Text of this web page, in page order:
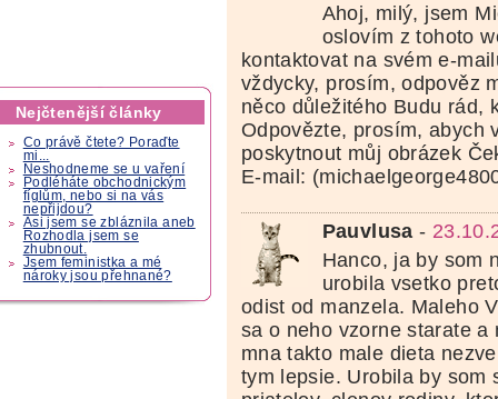
Nejčtenější články
Co právě čtete? Poraďte
mi...
Neshodneme se u vaření
Podléháte obchodnickým
fíglům, nebo si na vás
nepřijdou?
Asi jsem se zbláznila aneb
Rozhodla jsem se
zhubnout.
Jsem feministka a mé
nároky jsou přehnané?
Ahoj, milý, jsem
oslovím z tohoto
kontaktovat na svém e-
vždycky, prosím, odpověz
něco důležitého Budu rád,
Odpovězte, prosím, abych
poskytnout můj obrázek
E-mail:
Pauvlusa -
Hanco, ja by som
urobila vsetko
odist od manzela. Maleho
sa o neho vzorne starate a
mna takto male dieta
tym lepsie. Urobila by som